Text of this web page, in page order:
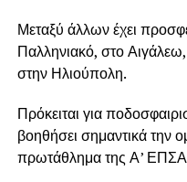
Μεταξύ άλλων έχει
Παλληνιακό, στο
στην Ηλιούπολη.
Πρόκειται για
βοηθήσει σημαντικά την
πρωτάθλημα της Α’